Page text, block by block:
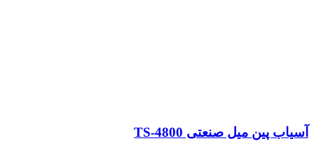
آسیاب پین میل صنعتی TS-4800